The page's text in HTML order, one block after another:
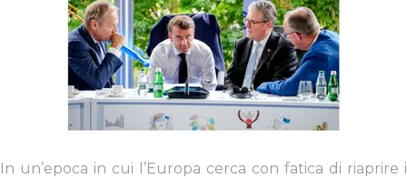
In un’epoca in cui l’Europa cerca con fatica di riaprire i